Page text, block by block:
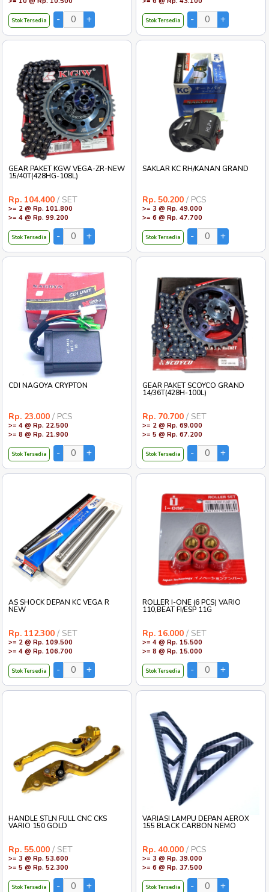
Stok Tersedia Stok Tersedia
GEAR PAKET KGW VEGA-ZR-NEW
15/40T(428HG-108L)
Rp. 104.400 / SET
>= 2 @ Rp. 101.800
>= 4 @ Rp. 99.200
Stok Tersedia
SAKLAR KC RH/KANAN GRAND
Rp. 50.200 / PCS
>= 3 @ Rp. 49.000
>= 6 @ Rp. 47.700
Stok Tersedia
CDI NAGOYA CRYPTON
Rp. 23.000 / PCS
>= 4 @ Rp. 22.500
>= 8 @ Rp. 21.900
Stok Tersedia
GEAR PAKET SCOYCO GRAND
14/36T(428H-100L)
Rp. 70.700 / SET
>= 2 @ Rp. 69.000
>= 5 @ Rp. 67.200
Stok Tersedia
AS SHOCK DEPAN KC VEGA R
NEW
Rp. 112.300 / SET
>= 2 @ Rp. 109.500
>= 4 @ Rp. 106.700
Stok Tersedia
ROLLER I-ONE (6 PCS) VARIO
110,BEAT FI/ESP 11G
Rp. 16.000 / SET
>= 4 @ Rp. 15.500
>= 8 @ Rp. 15.000
Stok Tersedia
HANDLE STLN FULL CNC CKS
VARIO 150 GOLD
Rp. 55.000 / SET
>= 3 @ Rp. 53.600
>= 5 @ Rp. 52.300
Stok Tersedia
VARIASI LAMPU DEPAN AEROX
155 BLACK CARBON NEMO
Rp. 40.000 / PCS
>= 3 @ Rp. 39.000
>= 6 @ Rp. 37.500
Stok Tersedia